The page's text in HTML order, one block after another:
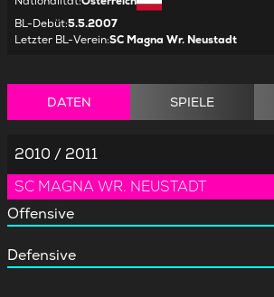
BL-Debüt:5.5.2007
Letzter BL-Verein:SC Magna Wr. Neustadt
DATEN SPIELE
2010 / 2011
SC MAGNA WR. NEUSTADT
Offensive
Defensive